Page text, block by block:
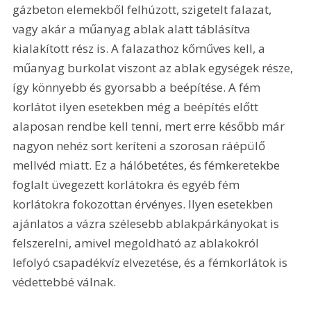
gázbeton elemekből felhúzott, szigetelt falazat,
vagy akár a műanyag ablak alatt táblásítva
kialakított rész is. A falazathoz kőműves kell, a
műanyag burkolat viszont az ablak egységek része,
így könnyebb és gyorsabb a beépítése. A fém
korlátot ilyen esetekben még a beépítés előtt
alaposan rendbe kell tenni, mert erre később már
nagyon nehéz sort keríteni a szorosan ráépülő
mellvéd miatt. Ez a hálóbetétes, és fémkeretekbe
foglalt üvegezett korlátokra és egyéb fém
korlátokra fokozottan érvényes. Ilyen esetekben
ajánlatos a vázra szélesebb ablakpárkányokat is
felszerelni, amivel megoldható az ablakokról
lefolyó csapadékvíz elvezetése, és a fémkorlátok is
védettebbé válnak.